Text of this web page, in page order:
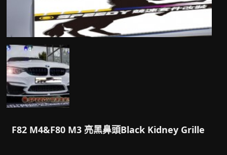
F82 M4&F80 M3 亮黑鼻頭Black Kidney Grille